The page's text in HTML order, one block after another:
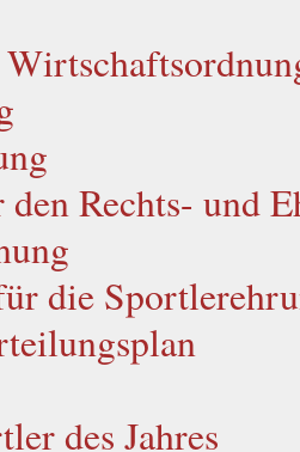
Rechts- und
die
des Jahres